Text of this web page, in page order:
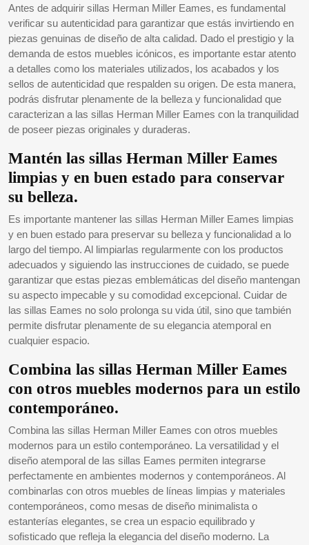
Antes de adquirir sillas Herman Miller Eames, es fundamental
verificar su autenticidad para garantizar que estás invirtiendo en
piezas genuinas de diseño de alta calidad. Dado el prestigio y la
demanda de estos muebles icónicos, es importante estar atento
a detalles como los materiales utilizados, los acabados y los
sellos de autenticidad que respalden su origen. De esta manera,
podrás disfrutar plenamente de la belleza y funcionalidad que
caracterizan a las sillas Herman Miller Eames con la tranquilidad
de poseer piezas originales y duraderas.
Mantén las sillas Herman Miller Eames
limpias y en buen estado para conservar
su belleza.
Es importante mantener las sillas Herman Miller Eames limpias
y en buen estado para preservar su belleza y funcionalidad a lo
largo del tiempo. Al limpiarlas regularmente con los productos
adecuados y siguiendo las instrucciones de cuidado, se puede
garantizar que estas piezas emblemáticas del diseño mantengan
su aspecto impecable y su comodidad excepcional. Cuidar de
las sillas Eames no solo prolonga su vida útil, sino que también
permite disfrutar plenamente de su elegancia atemporal en
cualquier espacio.
Combina las sillas Herman Miller Eames
con otros muebles modernos para un estilo
contemporáneo.
Combina las sillas Herman Miller Eames con otros muebles
modernos para un estilo contemporáneo. La versatilidad y el
diseño atemporal de las sillas Eames permiten integrarse
perfectamente en ambientes modernos y contemporáneos. Al
combinarlas con otros muebles de líneas limpias y materiales
contemporáneos, como mesas de diseño minimalista o
estanterías elegantes, se crea un espacio equilibrado y
sofisticado que refleja la elegancia del diseño moderno. La